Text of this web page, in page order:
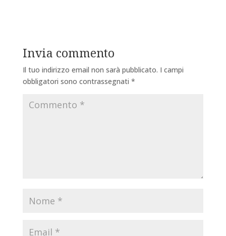
Invia commento
Il tuo indirizzo email non sarà pubblicato. I campi
obbligatori sono contrassegnati *